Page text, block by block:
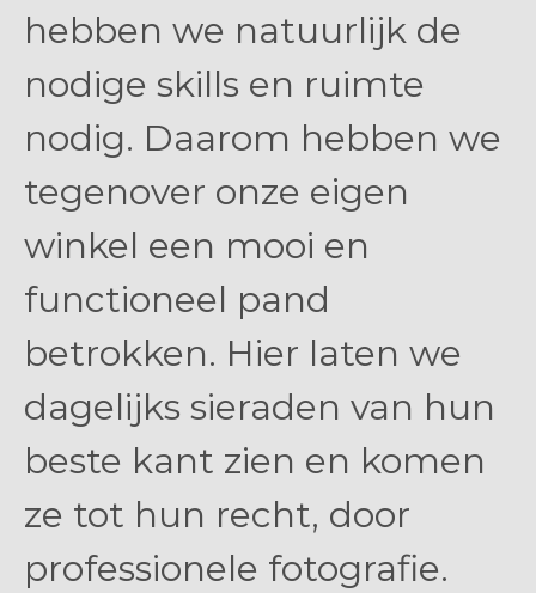
hebben we natuurlijk de
nodige skills en ruimte
nodig. Daarom hebben we
tegenover onze eigen
winkel een mooi en
functioneel pand
betrokken. Hier laten we
dagelijks sieraden van hun
beste kant zien en komen
ze tot hun recht, door
professionele fotografie.